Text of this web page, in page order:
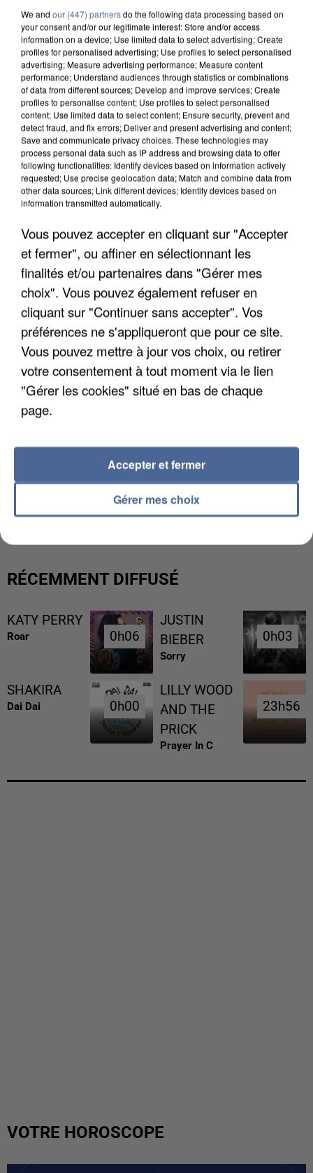
DE FAUNE SAUVAGE SONT...
L’UN DES FONDATEURS SUPPOSÉS DE LA DZ
MAFIA INTERPELLÉ EN ALGÉRIE
RÉCEMMENT DIFFUSÉ
KATY PERRY
Roar 0h06
0h06
JUSTIN
BIEBER
Sorry
0h03
0h03
SHAKIRA
Dai Dai 0h00
0h00
LILLY WOOD
AND THE
PRICK
Prayer In C
23h56
23h56
VOTRE HOROSCOPE
We and our (447) partnersdo the following data processing based on
your consent and/or our legitimate interest: Store and/or access
information on a device; Use limited data to select advertising; Create
profiles for personalised advertising; Use profiles to select personalised
advertising; Measure advertising performance; Measure content
performance; Understand audiences through statistics or combinations
of data from different sources; Develop and improve services; Create
profiles to personalise content; Use profiles to select personalised
content; Use limited data to select content; Ensure security, prevent and
detect fraud, and fix errors; Deliver and present advertising and content;
Save and communicate privacy choices. These technologies may
process personal data such as IP address and browsing data to offer
following functionalities: Identify devices based on information actively
requested; Use precise geolocation data; Match and combine data from
other data sources; Link different devices; Identify devices based on
information transmitted automatically.
Vous pouvez accepter en cliquant sur "Accepter
et fermer", ou affiner en sélectionnant les
finalités et/ou partenaires dans "Gérer mes
choix". Vous pouvez également refuser en
cliquant sur "Continuer sans accepter". Vos
préférences ne s'appliqueront que pour ce site.
Vous pouvez mettre à jour vos choix, ou retirer
votre consentement à tout moment via le lien
"Gérer les cookies" situé en bas de chaque
page.
Gérer mes choix
Accepter et fermer